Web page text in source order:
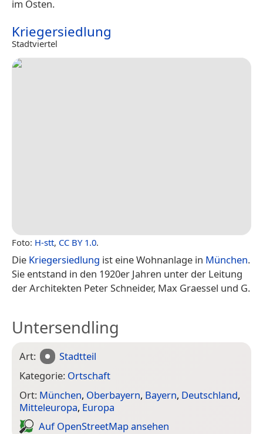
im Osten.
Kriegersiedlung
Stadtviertel
Foto: H-stt, CC BY 1.0.
Die Kriegersiedlung ist eine Wohnanlage in München.
Sie entstand in den 1920er Jahren unter der Leitung
der Architekten Peter Schneider, Max Graessel und G.
Untersendling
Art:
Stadtteil
Kategorie: Ortschaft
Ort: München, Oberbayern, Bayern, Deutschland,
Mitteleuropa, Europa
Auf Open­Street­Map ansehen